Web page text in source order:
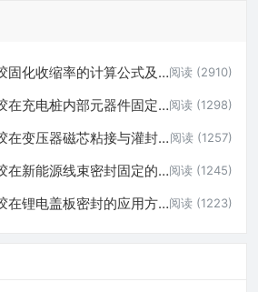
阅读 (2910)
化收缩率的计算公式及影响因素分析
阅读 (1298)
充电桩内部元器件固定的应用方案
阅读 (1257)
变压器磁芯粘接与灌封的应用方案
阅读 (1245)
新能源线束密封固定的应用方案
阅读 (1223)
在锂电盖板密封的应用方案